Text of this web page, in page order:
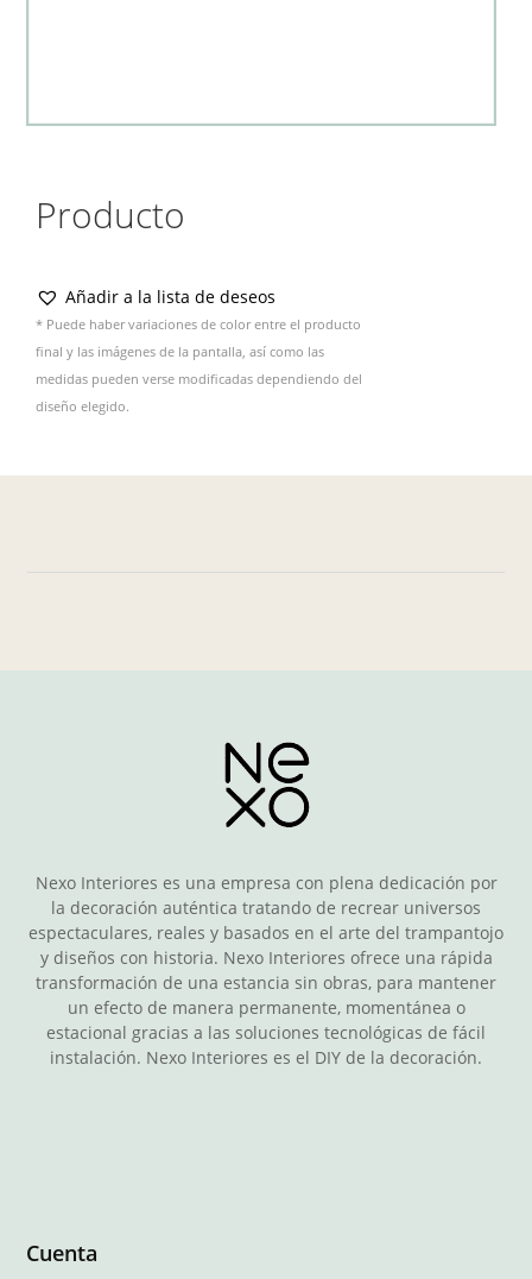
Producto
Añadir a la lista de deseos
* Puede haber variaciones de color entre el producto
final y las imágenes de la pantalla, así como las
medidas pueden verse modificadas dependiendo del
diseño elegido.
Nexo Interiores es una empresa con plena dedicación por
la decoración auténtica tratando de recrear universos
espectaculares, reales y basados en el arte del trampantojo
y diseños con historia. Nexo Interiores ofrece una rápida
transformación de una estancia sin obras, para mantener
un efecto de manera permanente, momentánea o
estacional gracias a las soluciones tecnológicas de fácil
instalación. Nexo Interiores es el DIY de la decoración.
Cuenta